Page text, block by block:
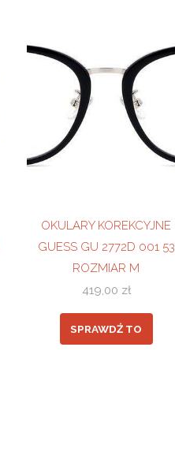
OKULARY KOREKCYJNE
GUESS GU 2772D 001 53
ROZMIAR M
419,00 zł
SPRAWDŹ TO